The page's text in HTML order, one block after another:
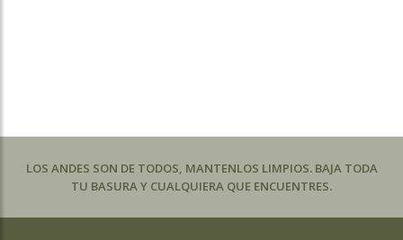
LOS ANDES SON DE TODOS, MANTENLOS LIMPIOS. BAJA TODA
TU BASURA Y CUALQUIERA QUE ENCUENTRES.